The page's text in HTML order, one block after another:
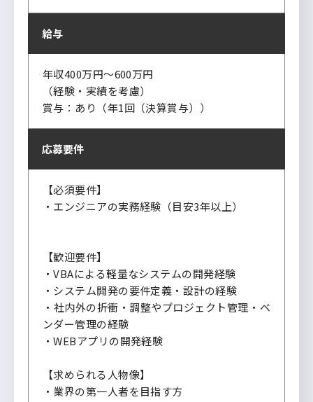
給与
年収400万円～600万円
（経験・実績を考慮）
賞与：あり（年1回（決算賞与））
応募要件
【必須要件】
・エンジニアの実務経験（目安3年以上）
【歓迎要件】
・VBAによる軽量なシステムの開発経験
・システム開発の要件定義・設計の経験
・社内外の折衝・調整やプロジェクト管理・ベ
ンダー管理の経験
・WEBアプリの開発経験
【求められる人物像】
・業界の第一人者を目指す方